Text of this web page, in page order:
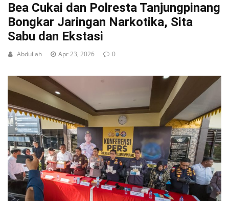
Bea Cukai dan Polresta Tanjungpinang
Bongkar Jaringan Narkotika, Sita
Sabu dan Ekstasi
Abdullah Apr 23, 2026 0